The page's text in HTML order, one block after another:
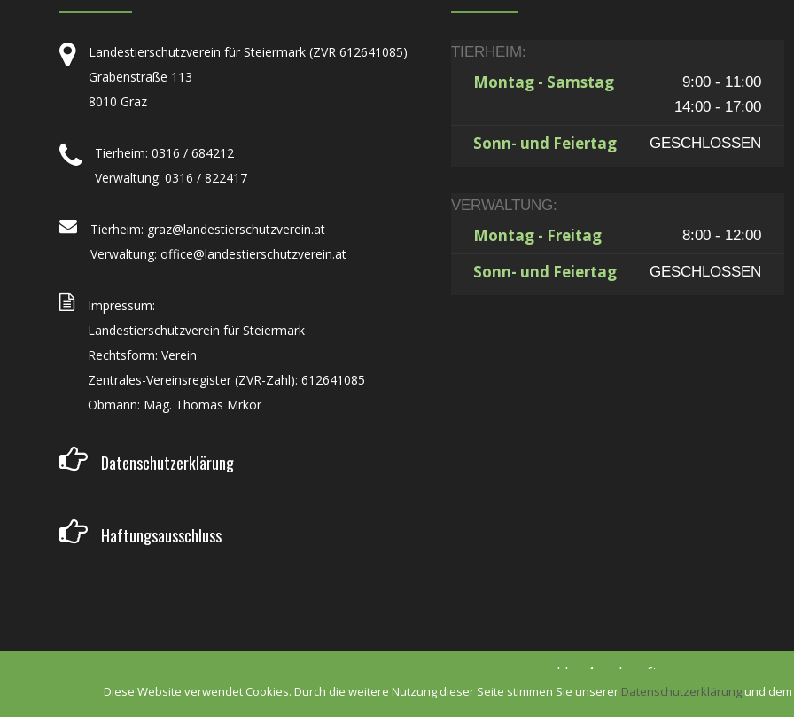
Landestierschutzverein für Steiermark (ZVR 612641085)
Grabenstraße 113
8010 Graz
Tierheim: 0316 / 684212
Verwaltung: 0316 / 822417
Tierheim: graz@landestierschutzverein.at
Verwaltung: office@landestierschutzverein.at
Impressum:
Landestierschutzverein für Steiermark
Rechtsform: Verein
Zentrales-Vereinsregister (ZVR-Zahl): 612641085
Obmann: Mag. Thomas Mrkor
Datenschutzerklärung
Haftungsausschluss
TIERHEIM:
Montag - Samstag
9:00 - 11:00
14:00 - 17:00
Sonn- und Feiertag GESCHLOSSEN
VERWALTUNG:
Montag - Freitag 8:00 - 12:00
Sonn- und Feiertag GESCHLOSSEN
powered by 4each software
Diese Website verwendet Cookies. Durch die weitere Nutzung dieser Seite stimmen Sie unserer Datenschutzerklärungund dem